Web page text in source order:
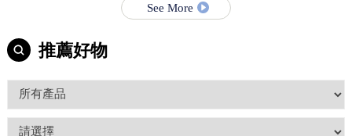
See More
推薦好物